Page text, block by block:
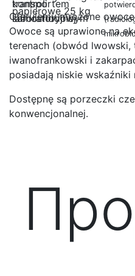
Oferujemy mrożone
Owoce są uprawione na
terenach (obwód lwowski,
iwanofrankowski i
posiadają niskie wskaźniki
Dostępnę są porzeczki
konwencjonalnej.